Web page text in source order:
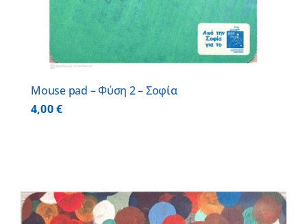
Mouse pad – Φύση 2 – Σοφία
4,00€